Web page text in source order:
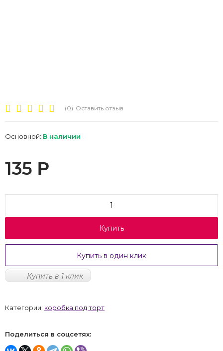
(0) Оставить отзыв
Основной: В наличии
135 Р
Купить
Купить в один клик
Купить в 1 клик
Категории: коробка под торт
Поделиться в соцсетях: